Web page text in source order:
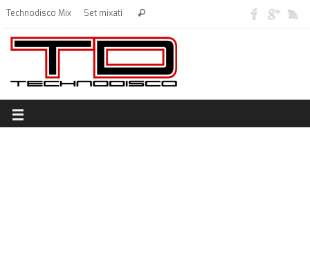
Technodisco Mix Set mixati